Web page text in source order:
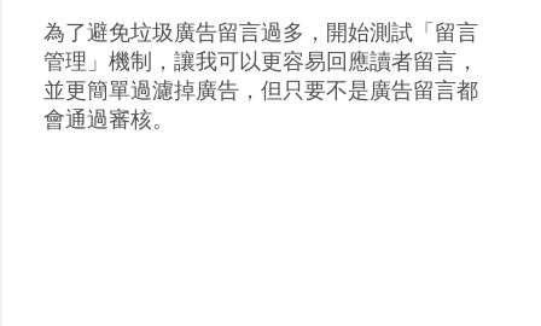
張
貼
留
為了避免垃圾廣告留言過多，開始測試「留言
管理」機制，讓我可以更容易回應讀者留言，
並更簡單過濾掉廣告，但只要不是廣告留言都
會通過審核。